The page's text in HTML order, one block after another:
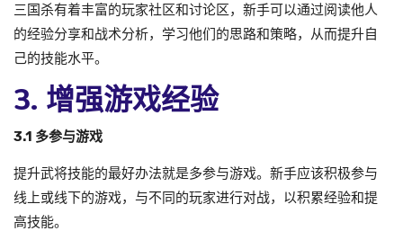
三国杀有着丰富的玩家社区和讨论区，新手可以通过阅读他人
的经验分享和战术分析，学习他们的思路和策略，从而提升自
己的技能水平。
3. 增强游戏经验
3.1 多参与游戏
提升武将技能的最好办法就是多参与游戏。新手应该积极参与
线上或线下的游戏，与不同的玩家进行对战，以积累经验和提
高技能。